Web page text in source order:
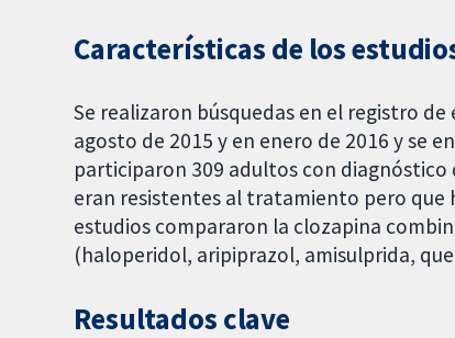
Características de los
Se realizaron búsquedas en el registro
agosto de 2015 y en enero de 2016 y se
participaron 309 adultos con
eran resistentes al tratamiento pero que
estudios compararon la clozapina
(haloperidol, aripiprazol, amisulprida,
Resultados clave